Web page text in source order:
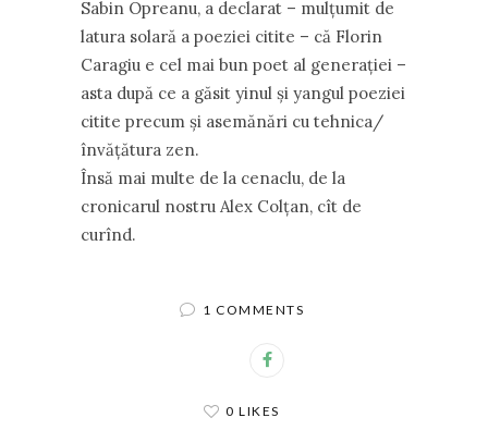
Sabin Opreanu, a declarat – mulţumit de
latura solară a poeziei citite – că Florin
Caragiu e cel mai bun poet al generaţiei –
asta după ce a găsit yinul şi yangul poeziei
citite precum şi asemănări cu tehnica/
învăţătura zen.
Însă mai multe de la cenaclu, de la
cronicarul nostru Alex Colţan, cît de
curînd.
1 COMMENTS
0 LIKES